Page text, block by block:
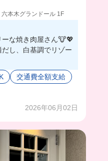
本木グランドール 1F
な焼き肉屋さん🐮💖
し、白基調でリゾー
とか...🤫💕
❣️
、おとんみたいで居
華でびっくり👀‼️
何より楽しい✨
交通費全額支給
2026年06月02日